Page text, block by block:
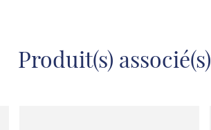
Produit(s) associé(s)